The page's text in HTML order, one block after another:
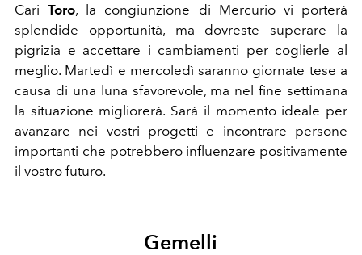
CariToro, la congiunzione di Mercurio vi porterà
splendide opportunità, ma dovreste superare la
pigrizia e accettare i cambiamenti per coglierle al
meglio. Martedì e mercoledì saranno giornate tese a
causa di una luna sfavorevole, ma nel fine settimana
la situazione migliorerà. Sarà il momento ideale per
avanzare nei vostri progetti e incontrare persone
importanti che potrebbero influenzare positivamente
il vostro futuro.
Gemelli